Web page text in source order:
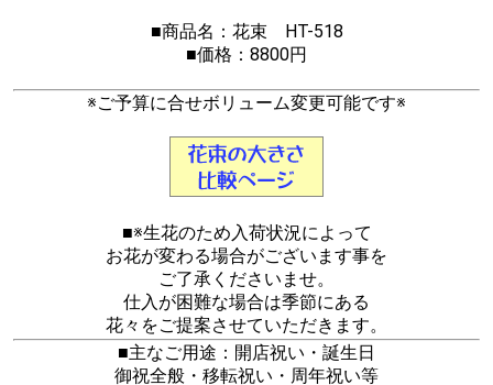
■商品名：花束 HT-518
■価格：8800円
※ご予算に合せボリューム変更可能です※
■※生花のため入荷状況によって
お花が変わる場合がございます事を
ご了承くださいませ。
仕入が困難な場合は季節にある
花々をご提案させていただきます。
■主なご用途：開店祝い・誕生日
御祝全般・移転祝い・周年祝い等